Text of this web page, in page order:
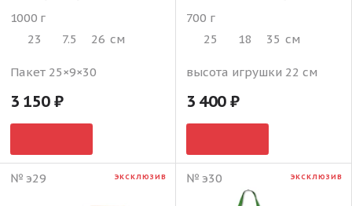
1000 г
23
7.5 26 см
Пакет 25×9×30
3 150
700 г
25
18 35 см
высота игрушки 22 см
3 400
№ э29 ЭКСКЛЮЗИВ № э30 ЭКСКЛЮЗИВ